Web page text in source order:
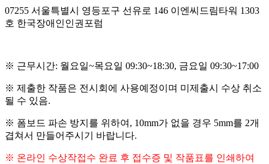
07255 서울특별시 영등포구 선유로 146 이엔씨드림타워 1303
호 한국장애인인권포럼
※ 근무시간: 월요일~목요일 09:30~18:30, 금요일 09:30~17:00
※ 제출한 작품은 전시회에 사용예정이며 미제출시 수상 취소
될 수 있음.
※ 폼보드 파손 방지를 위하여, 10mm가 없을 경우 5mm를 2개
겹쳐서 만들어주시기 바랍니다.
※ 온라인 수상작접수 완료 후 접수증 및 작품표를 인쇄하여